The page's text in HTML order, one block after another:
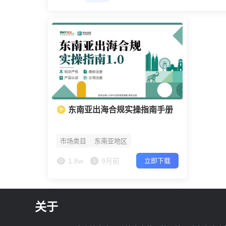
东南亚出海合规实操指南手册
市场类目 东南亚地区
1.8w 9月前 立即下载
关于